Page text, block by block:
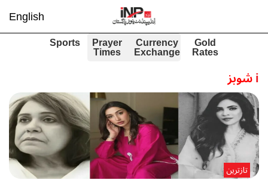
English
Gold
Rates
Currency
Exchange
Prayer
Times
Sports
iشوبز
تازترین